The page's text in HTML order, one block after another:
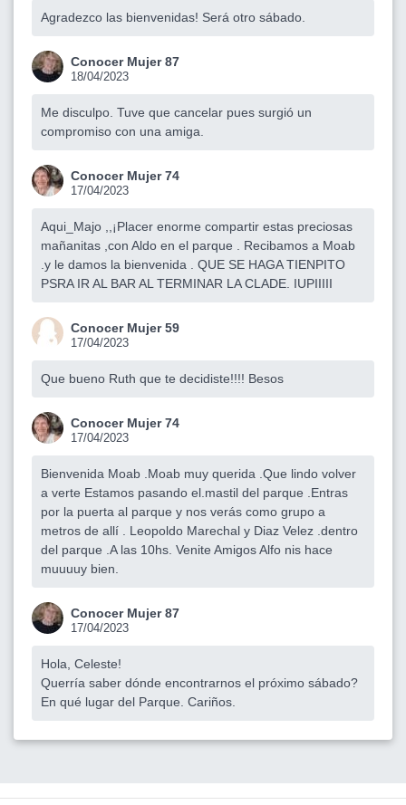
Agradezco las bienvenidas! Será otro sábado.
Conocer Mujer 87
18/04/2023
Me disculpo. Tuve que cancelar pues surgió un
compromiso con una amiga.
Conocer Mujer 74
17/04/2023
Aqui_Majo ,,¡Placer enorme compartir estas preciosas
mañanitas ,con Aldo en el parque . Recibamos a Moab
.y le damos la bienvenida . QUE SE HAGA TIENPITO
PSRA IR AL BAR AL TERMINAR LA CLADE. IUPIIIII
Conocer Mujer 59
17/04/2023
Que bueno Ruth que te decidiste!!!! Besos
Conocer Mujer 74
17/04/2023
Bienvenida Moab .Moab muy querida .Que lindo volver
a verte Estamos pasando el.mastil del parque .Entras
por la puerta al parque y nos verás como grupo a
metros de allí . Leopoldo Marechal y Diaz Velez .dentro
del parque .A las 10hs. Venite Amigos Alfo nis hace
muuuuy bien.
Conocer Mujer 87
17/04/2023
Hola, Celeste!
Querría saber dónde encontrarnos el próximo sábado?
En qué lugar del Parque. Cariños.